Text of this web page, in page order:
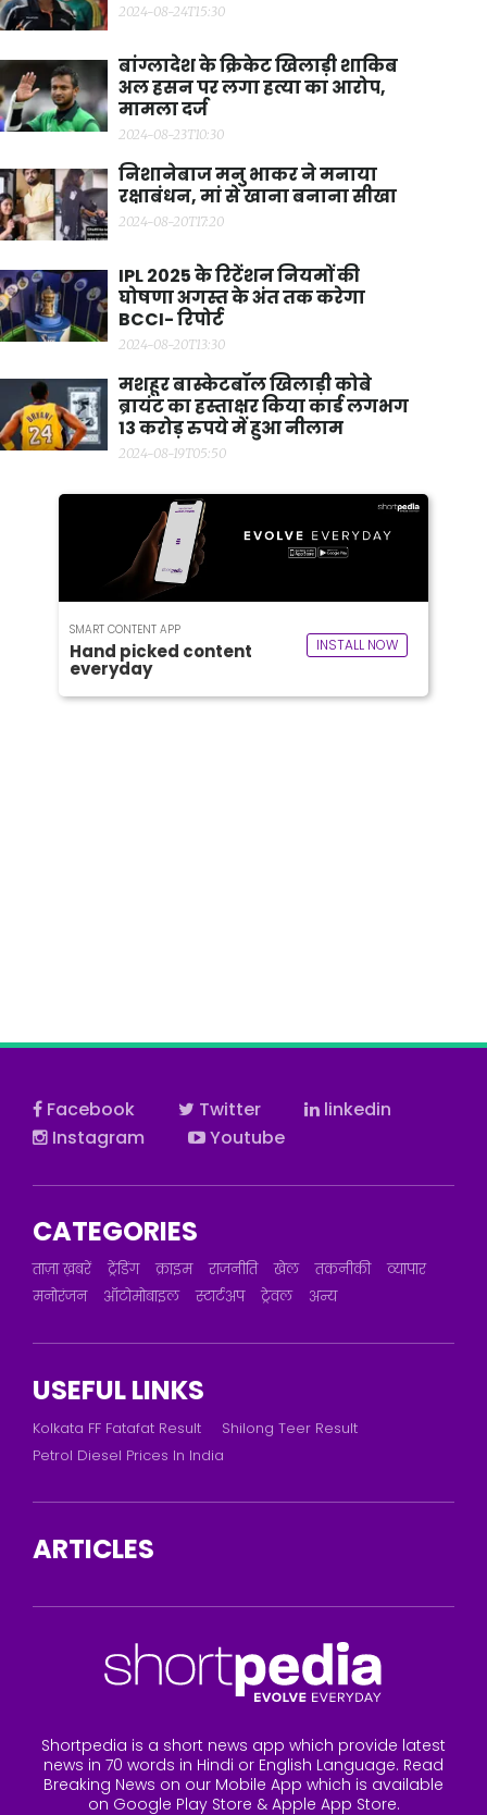
2024-08-24T15:30
बांग्लादेश के क्रिकेट खिलाड़ी शाकिब
अल हसन पर लगा हत्या का आरोप,
मामला दर्ज
2024-08-23T10:30
निशानेबाज मनु भाकर ने मनाया
रक्षाबंधन, मां से खाना बनाना सीखा
2024-08-20T17:20
IPL 2025 के रिटेंशन नियमों की
घोषणा अगस्त के अंत तक करेगा
BCCI- रिपोर्ट
2024-08-20T13:30
मशहूर बास्केटबॉल खिलाड़ी कोबे
ब्रायंट का हस्ताक्षर किया कार्ड लगभग
13 करोड़ रुपये में हुआ नीलाम
2024-08-19T05:50
SMART CONTENT APP
Hand picked content
everyday
INSTALL NOW
Facebook Twitter
linkedin
Instagram
Youtube
CATEGORIES
ताज़ा ख़बरें ट्रेंडिंग क्राइम राजनीति खेल तकनीकी
व्यापार
मनोरंजन
ऑटोमोबाइल स्टार्टअप ट्रेवल अन्य
USEFUL LINKS
Kolkata FF Fatafat Result
Shilong Teer Result
Petrol Diesel Prices In India
ARTICLES
Shortpedia is a short news app which provide latest
news in 70 words in Hindi or English Language. Read
Breaking News on our Mobile App which is available
on Google Play Store & Apple App Store.